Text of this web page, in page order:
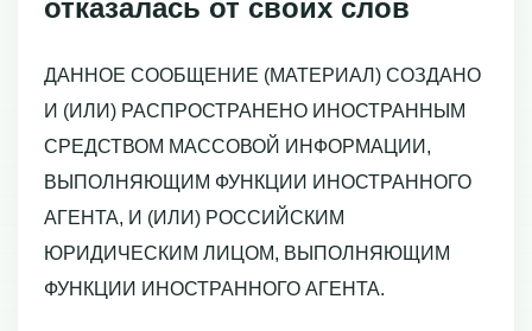
отказалась от своих слов
ДАННОЕ СООБЩЕНИЕ (МАТЕРИАЛ) СОЗДАНО
И (ИЛИ) РАСПРОСТРАНЕНО ИНОСТРАННЫМ
СРЕДСТВОМ МАССОВОЙ ИНФОРМАЦИИ,
ВЫПОЛНЯЮЩИМ ФУНКЦИИ ИНОСТРАННОГО
АГЕНТА, И (ИЛИ) РОССИЙСКИМ
ЮРИДИЧЕСКИМ ЛИЦОМ, ВЫПОЛНЯЮЩИМ
ФУНКЦИИ ИНОСТРАННОГО АГЕНТА.